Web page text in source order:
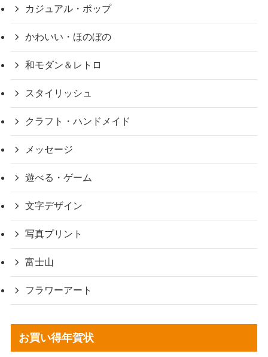
カジュアル・ポップ
かわいい・ほのぼの
和モダン＆レトロ
スタイリッシュ
クラフト・ハンドメイド
メッセージ
遊べる・ゲーム
文字デザイン
写真プリント
富士山
フラワーアート
お買い得年賀状